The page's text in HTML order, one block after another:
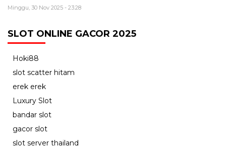
Minggu, 30 Nov 2025 - 23:28
SLOT ONLINE GACOR 2025
Hoki88
slot scatter hitam
erek erek
Luxury Slot
bandar slot
gacor slot
slot server thailand